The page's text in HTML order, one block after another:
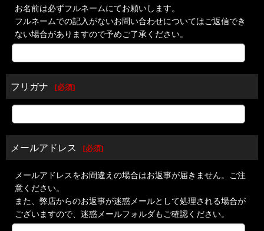
お名前は必ずフルネームにてお願いします。
フルネームでの記入がないお問い合わせについてはご返信でき
ない場合がありますので予めご了承ください。
フリガナ [必須]
メールアドレス [必須]
メールアドレスをお間違えの場合はお返事が届きません。ご注
意ください。
また、弊店からのお返事が迷惑メールとして処理される場合が
ございますので、迷惑メールフォルダもご確認ください。